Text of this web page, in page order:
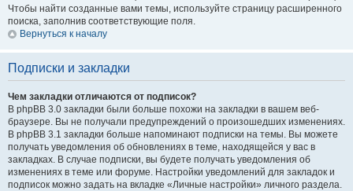
Чтобы найти созданные вами темы, используйте страницу расширенного
поиска, заполнив соответствующие поля.
Вернуться к началу
Подписки и закладки
Чем закладки отличаются от подписок?
В phpBB 3.0 закладки были больше похожи на закладки в вашем веб-
браузере. Вы не получали предупреждений о произошедших изменениях.
В phpBB 3.1 закладки больше напоминают подписки на темы. Вы можете
получать уведомления об обновлениях в теме, находящейся у вас в
закладках. В случае подписки, вы будете получать уведомления об
изменениях в теме или форуме. Настройки уведомлений для закладок и
подписок можно задать на вкладке «Личные настройки» личного раздела.